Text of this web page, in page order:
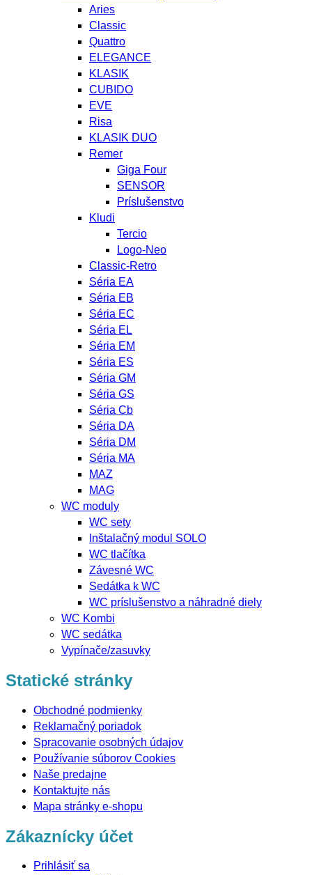
Aries
Classic
Quattro
ELEGANCE
KLASIK
CUBIDO
EVE
Risa
KLASIK DUO
Remer
Giga Four
SENSOR
Príslušenstvo
Kludi
Tercio
Logo-Neo
Classic-Retro
Séria EA
Séria EB
Séria EC
Séria EL
Séria EM
Séria ES
Séria GM
Séria GS
Séria Cb
Séria DA
Séria DM
Séria MA
MAZ
MAG
WC moduly
WC sety
Inštalačný modul SOLO
WC tlačítka
Závesné WC
Sedátka k WC
WC príslušenstvo a náhradné diely
WC Kombi
WC sedátka
Vypínače/zasuvky
Statické stránky
Obchodné podmienky
Reklamačný poriadok
Spracovanie osobných údajov
Používanie súborov Cookies
Naše predajne
Kontaktujte nás
Mapa stránky e-shopu
Zákaznícky účet
Prihlásiť sa